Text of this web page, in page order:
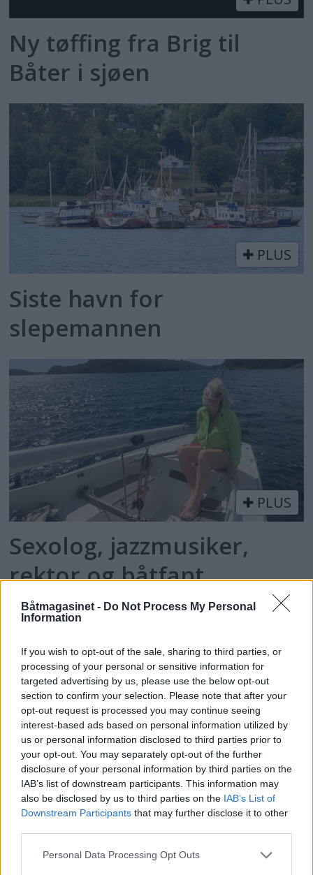
Båtmagasinet - Do Not Process My Personal
Information
If you wish to opt-out of the sale, sharing to third parties, or
processing of your personal or sensitive information for
targeted advertising by us, please use the below opt-out
section to confirm your selection. Please note that after your
opt-out request is processed you may continue seeing
interest-based ads based on personal information utilized by
us or personal information disclosed to third parties prior to
your opt-out. You may separately opt-out of the further
disclosure of your personal information by third parties on the
IAB’s list of downstream participants. This information may
also be disclosed by us to third parties on the IAB’s List of
Downstream Participants that may further disclose it to other
Personal Data Processing Opt Outs
Ny tøffing fra Brig til
Båter i sjøen
PLUS
Siste havn for
slepemannen
PLUS
Sexolog, jazzmusiker,
rektor og båtfant
PLUS
Motorbåtdefilering i Risør